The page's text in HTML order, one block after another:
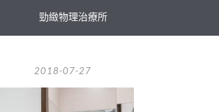
勁緻物理治療所
2018-07-27